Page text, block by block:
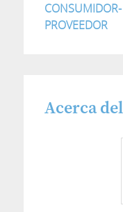
CONSUMIDOR-
PROVEEDOR
Acerca